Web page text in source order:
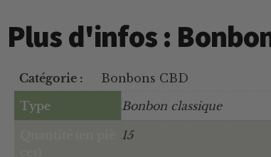
Plus d'infos :
Catégorie :
Bonbons CBD
Type
Bonbon classique
15